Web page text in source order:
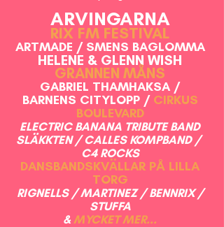
ARVINGARNA
RIX FM FESTIVAL
ARTMADE / SMENS BAGLOMMA
HELENE & GLENN WISH
GRANNEN MÅNS
GABRIEL THAMHAKSA /
BARNENS CITYLOPP / CIRKUS
BOULEVARD
ELECTRIC BANANA TRIBUTE BAND
SLÄKKTEN / CALLES KOMPBAND /
C4 ROCKS
DANSBANDSKVÄLLAR PÅ LILLA
TORG
RIGNELLS / MARTINEZ / BENNRIX /
STUFFA
&MYCKET MER...